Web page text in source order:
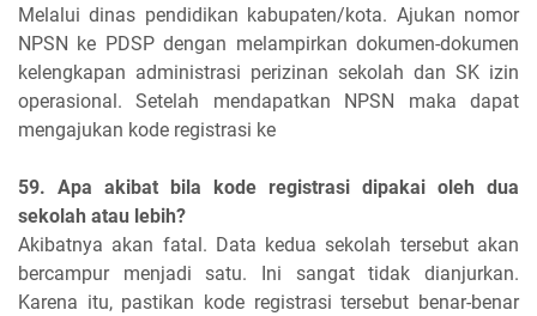
Melalui dinas pendidikan kabupaten/kota. Ajukan nomor
NPSN ke PDSP dengan melampirkan dokumen-dokumen
kelengkapan administrasi perizinan sekolah dan SK izin
operasional. Setelah mendapatkan NPSN maka dapat
mengajukan kode registrasi ke
59. Apa akibat bila kode registrasi dipakai oleh dua
sekolah atau lebih?
Akibatnya akan fatal. Data kedua sekolah tersebut akan
bercampur menjadi satu. Ini sangat tidak dianjurkan.
Karena itu, pastikan kode registrasi tersebut benar-benar